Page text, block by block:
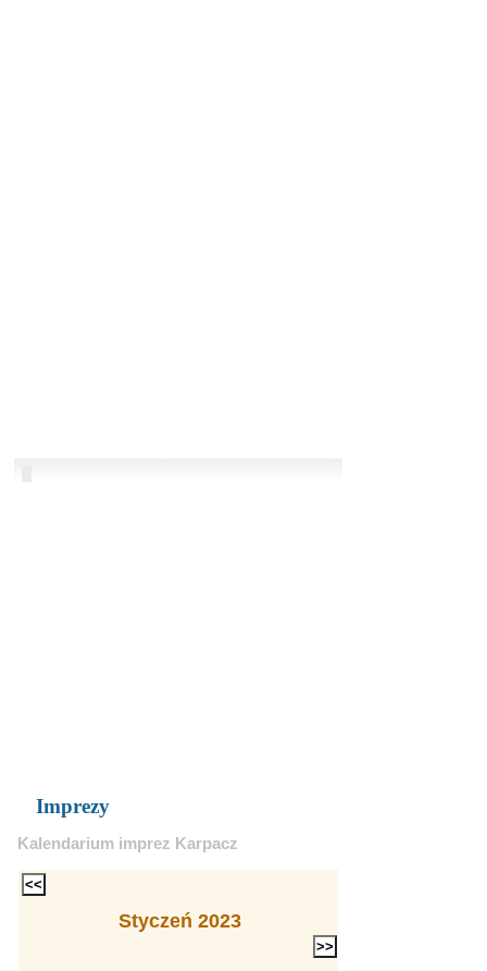
Imprezy
Kalendarium imprez Karpacz
Styczeń 2023